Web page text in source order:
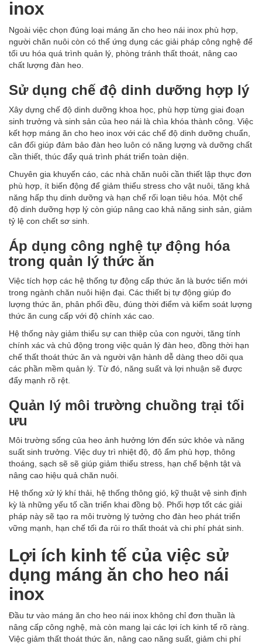
inox
Ngoài việc chọn đúng loại máng ăn cho heo nái inox phù hợp,
người chăn nuôi còn có thể ứng dụng các giải pháp công nghệ để
tối ưu hóa quá trình quản lý, phòng tránh thất thoát, nâng cao
chất lượng đàn heo.
Sử dụng chế độ dinh dưỡng hợp lý
Xây dựng chế độ dinh dưỡng khoa học, phù hợp từng giai đoạn
sinh trưởng và sinh sản của heo nái là chìa khóa thành công. Việc
kết hợp máng ăn cho heo inox với các chế độ dinh dưỡng chuẩn,
cân đối giúp đảm bảo đàn heo luôn có năng lượng và dưỡng chất
cần thiết, thúc đẩy quá trình phát triển toàn diện.
Chuyên gia khuyến cáo, các nhà chăn nuôi cần thiết lập thực đơn
phù hợp, ít biến động để giảm thiểu stress cho vật nuôi, tăng khả
năng hấp thụ dinh dưỡng và hạn chế rối loạn tiêu hóa. Một chế
độ dinh dưỡng hợp lý còn giúp nâng cao khả năng sinh sản, giảm
tỷ lệ con chết sơ sinh.
Áp dụng công nghệ tự động hóa
trong quản lý thức ăn
Việc tích hợp các hệ thống tự động cấp thức ăn là bước tiến mới
trong ngành chăn nuôi hiện đại. Các thiết bị tự động giúp đo
lượng thức ăn, phân phối đều, đúng thời điểm và kiểm soát lượng
thức ăn cung cấp với độ chính xác cao.
Hệ thống này giảm thiểu sự can thiệp của con người, tăng tính
chính xác và chủ động trong việc quản lý đàn heo, đồng thời hạn
chế thất thoát thức ăn và người vận hành dễ dàng theo dõi qua
các phần mềm quản lý. Từ đó, năng suất và lợi nhuận sẽ được
đẩy mạnh rõ rệt.
Quản lý môi trường chuồng trại tối
ưu
Môi trường sống của heo ảnh hưởng lớn đến sức khỏe và năng
suất sinh trưởng. Việc duy trì nhiệt độ, độ ẩm phù hợp, thông
thoáng, sạch sẽ sẽ giúp giảm thiểu stress, hạn chế bệnh tật và
nâng cao hiệu quả chăn nuôi.
Hệ thống xử lý khí thải, hệ thống thông gió, kỹ thuật vệ sinh định
kỳ là những yếu tố cần triển khai đồng bộ. Phối hợp tốt các giải
pháp này sẽ tạo ra môi trường lý tưởng cho đàn heo phát triển
vững mạnh, hạn chế tối đa rủi ro thất thoát và chi phí phát sinh.
Lợi ích kinh tế của việc sử
dụng máng ăn cho heo nái
inox
Đầu tư vào máng ăn cho heo nái inox không chỉ đơn thuần là
nâng cấp công nghệ, mà còn mang lại các lợi ích kinh tế rõ ràng.
Việc giảm thất thoát thức ăn, nâng cao năng suất, giảm chi phí